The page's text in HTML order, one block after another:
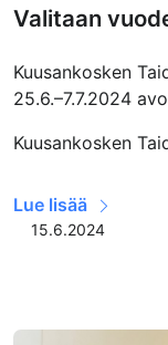
Valitaan
Kuusankosken
25.6.–7.7.2024
Kuusankosken
Lue lisää
15.6.2024